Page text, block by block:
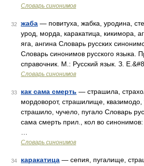
Словарь синонимов
32 жаба — повитуха, жабка, уродина,
урод, морда, каракатица, кикимора,
яга, ангина Словарь русских
Словарь синонимов русского языка.
справочник. М.: Русский язык. З.
Словарь синонимов
33 как сама смерть — страшила,
мордоворот, страшилище, квазимодо,
страшило, чучело, пугало Словарь
сама смерть прил., кол во
Словарь синонимов
34 каракатица — сепия, пугалище,